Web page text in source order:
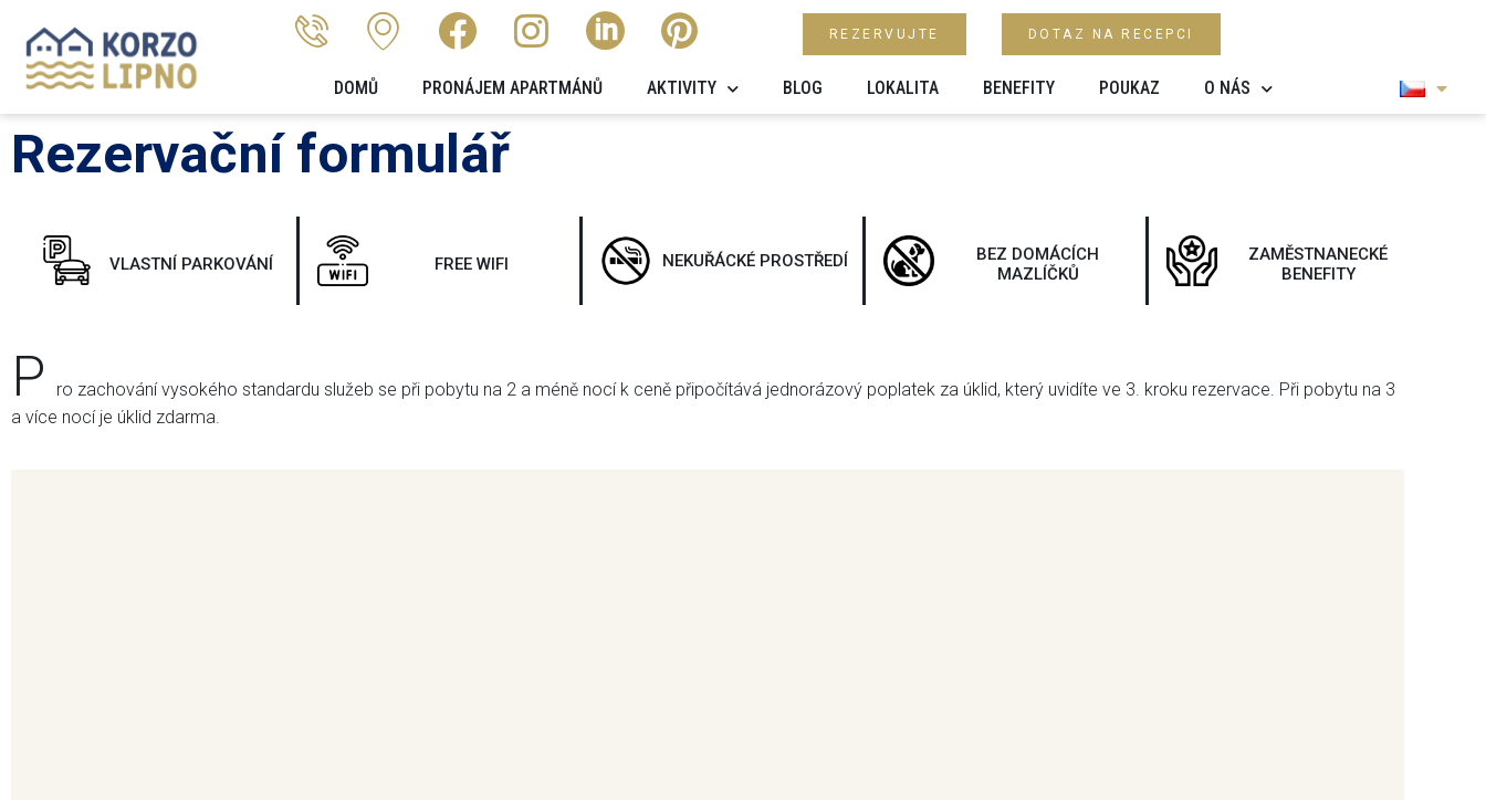
REZERVUJTE DOTAZ NA RECEPCI
DOMŮ PRONÁJEM APARTMÁNŮ AKTIVITY BLOG LOKALITA BENEFITY POUKAZ O NÁS
Rezervační formulář
VLASTNÍ PARKOVÁNÍ FREE WIFI NEKUŘÁCKÉ PROSTŘEDÍ
BEZ DOMÁCÍCH
MAZLÍČKŮ
ZAMĚSTNANECKÉ
BENEFITY
P
ro zachování vysokého standardu služeb se při pobytu na 2 a méně nocí k ceně připočítává jednorázový poplatek za úklid, který uvidíte ve 3. kroku rezervace. Při pobytu na 3
a více nocí je úklid zdarma.